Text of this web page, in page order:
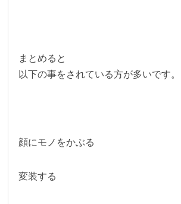
まとめると
以下の事をされている方が多いです。
顔にモノをかぶる
変装する